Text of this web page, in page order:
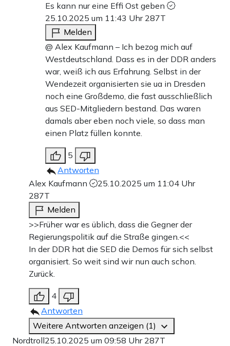
Es kann nur eine Effi Ost geben
25.10.2025 um 11:43 Uhr 287T
Melden
@ Alex Kaufmann – Ich bezog mich auf
Westdeutschland. Dass es in der DDR anders
war, weiß ich aus Erfahrung. Selbst in der
Wendezeit organisierten sie ua in Dresden
noch eine Großdemo, die fast ausschließlich
aus SED-Mitgliedern bestand. Das waren
damals aber eben noch viele, so dass man
einen Platz füllen konnte.
5
Antworten
Alex Kaufmann
25.10.2025 um 11:04 Uhr
287T
Melden
>>Früher war es üblich, dass die Gegner der
Regierungspolitik auf die Straße gingen.<<
In der DDR hat die SED die Demos für sich selbst
organisiert. So weit sind wir nun auch schon.
Zurück.
4
Antworten
Weitere Antworten anzeigen (1)
Nordtroll25.10.2025 um 09:58 Uhr 287T